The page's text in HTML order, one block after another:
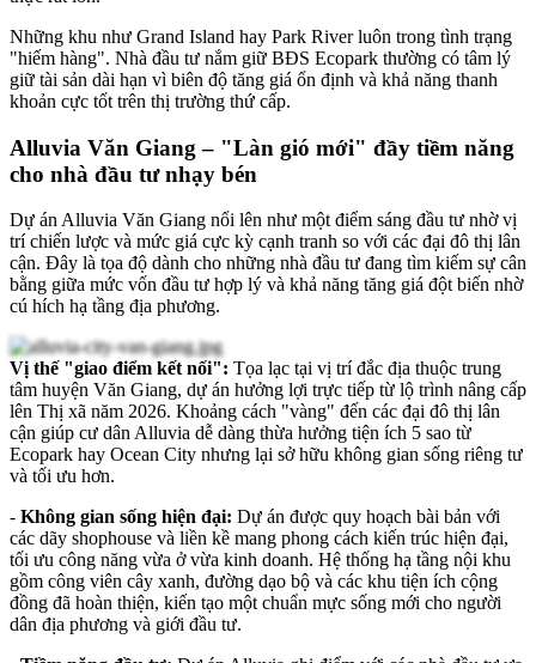
Những khu như Grand Island hay Park River luôn trong tình trạng
"hiếm hàng". Nhà đầu tư nắm giữ BĐS Ecopark thường có tâm lý
giữ tài sản dài hạn vì biên độ tăng giá ổn định và khả năng thanh
khoản cực tốt trên thị trường thứ cấp.
Alluvia Văn Giang – "Làn gió mới" đầy tiềm năng
cho nhà đầu tư nhạy bén
Dự án Alluvia Văn Giang nổi lên như một điểm sáng đầu tư nhờ vị
trí chiến lược và mức giá cực kỳ cạnh tranh so với các đại đô thị lân
cận. Đây là tọa độ dành cho những nhà đầu tư đang tìm kiếm sự cân
bằng giữa mức vốn đầu tư hợp lý và khả năng tăng giá đột biến nhờ
cú hích hạ tầng địa phương.
Vị thế "giao điểm kết nối": Tọa lạc tại vị trí đắc địa thuộc trung
tâm huyện Văn Giang, dự án hưởng lợi trực tiếp từ lộ trình nâng cấp
lên Thị xã năm 2026. Khoảng cách "vàng" đến các đại đô thị lân
cận giúp cư dân Alluvia dễ dàng thừa hưởng tiện ích 5 sao từ
Ecopark hay Ocean City nhưng lại sở hữu không gian sống riêng tư
và tối ưu hơn.
- Không gian sống hiện đại: Dự án được quy hoạch bài bản với
các dãy shophouse và liền kề mang phong cách kiến trúc hiện đại,
tối ưu công năng vừa ở vừa kinh doanh. Hệ thống hạ tầng nội khu
gồm công viên cây xanh, đường dạo bộ và các khu tiện ích cộng
đồng đã hoàn thiện, kiến tạo một chuẩn mực sống mới cho người
dân địa phương và giới đầu tư.